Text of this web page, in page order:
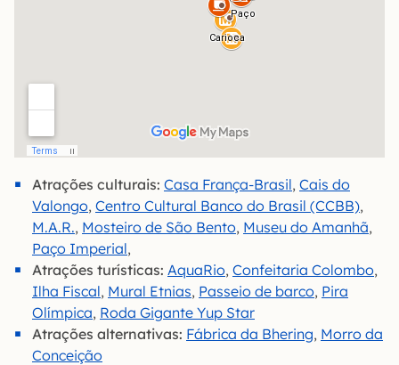
Atrações culturais: Casa França-Brasil, Cais do
Valongo, Centro Cultural Banco do Brasil (CCBB),
M.A.R., Mosteiro de São Bento, Museu do Amanhã,
Paço Imperial,
Atrações turísticas: AquaRio, Confeitaria Colombo,
Ilha Fiscal, Mural Etnias, Passeio de barco, Pira
Olímpica, Roda Gigante Yup Star
Atrações alternativas: Fábrica da Bhering, Morro da
Conceição